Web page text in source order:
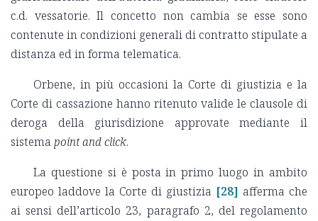
c.d. vessatorie. Il concetto non cambia se esse sono
contenute in condizioni generali di contratto stipulate a
distanza ed in forma telematica.
Orbene, in più occasioni la Corte di giustizia e la
Corte di cassazione hanno ritenuto valide le clausole di
deroga della giurisdizione approvate mediante il
sistema point and click.
La questione si è posta in primo luogo in ambito
europeo laddove la Corte di giustizia [28] afferma che
ai sensi dell’articolo 23, paragrafo 2, del regolamento